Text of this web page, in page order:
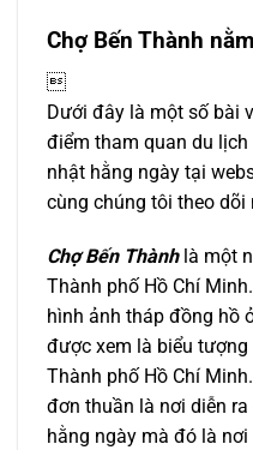
Chợ Bến Thành

Dưới đây là một số bài
điểm tham quan du
nhật hằng ngày tại
cùng chúng tôi theo dõi
Chợ Bến Thànhlà một
Thành phố Hồ Chí
hình ảnh tháp đồng hồ
được xem là biểu
Thành phố Hồ Chí
đơn thuần là nơi diễn
hằng ngày mà đó là